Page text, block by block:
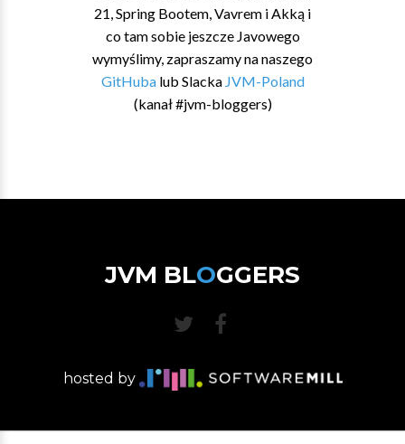
21, Spring Bootem, Vavrem i Akką i
co tam sobie jeszcze Javowego
wymyślimy, zapraszamy na naszego
GitHubalub Slacka JVM-Poland
(kanał #jvm-bloggers)
JVM BLOGGERS
hosted by